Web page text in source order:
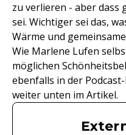
zu verlieren - aber dass
sei. Wichtiger sei das,
Wärme und
Wie Marlene Lufen
möglichen
ebenfalls in der
weiter unten im Artikel.